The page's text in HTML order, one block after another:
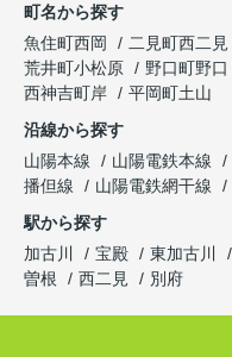
町名から探す
魚住町西岡
二見町西二見
荒井町小松原
野口町野口
西神吉町岸
平岡町土山
沿線から探す
山陽本線
山陽電鉄本線
播但線
山陽電鉄網干線
駅から探す
加古川
宝殿 東加古川
曽根
西二見 別府